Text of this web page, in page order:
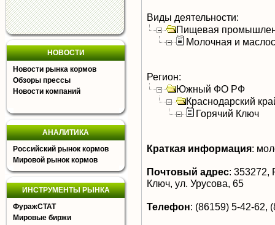
НОВОСТИ
Новости рынка кормов
Обзоры прессы
Новости компаний
АНАЛИТИКА
Российский рынок кормов
Мировой рынок кормов
ИНСТРУМЕНТЫ РЫНКА
ФуражСТАТ
Мировые биржи
Виды деятельности:
Пищевая
Молочная и
Регион:
Южный ФО РФ
Краснодарский
Горячий Ключ
Краткая информация:
Почтовый адрес: 353272,
Ключ, ул. Урусова, 65
Телефон: (86159) 5-42-62,